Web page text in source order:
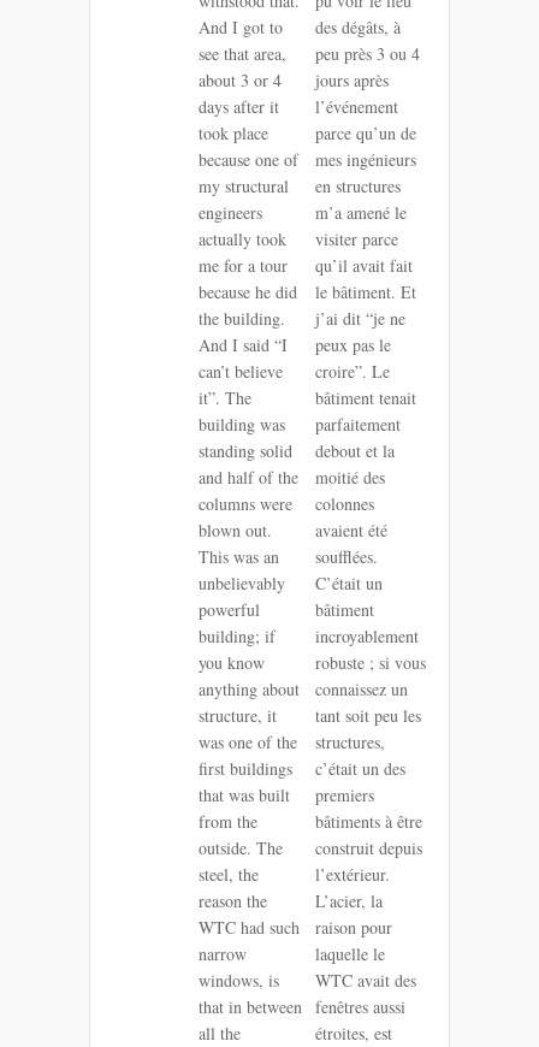
And I got to
see that area,
about 3 or 4
days after it
took place
because one of
my structural
engineers
actually took
me for a tour
because he did
the building.
And I said “I
can’t believe
it”. The
building was
standing solid
and half of the
columns were
blown out.
This was an
unbelievably
powerful
building; if
you know
anything about
structure, it
was one of the
first buildings
that was built
from the
outside. The
steel, the
reason the
WTC had such
narrow
windows, is
that in between
all the
des dégâts, à
peu près 3 ou 4
jours après
l’événement
parce qu’un de
mes ingénieurs
en structures
m’a amené le
visiter parce
qu’il avait fait
le bâtiment. Et
j’ai dit “je ne
peux pas le
croire”. Le
bâtiment tenait
parfaitement
debout et la
moitié des
colonnes
avaient été
soufflées.
C’était un
bâtiment
incroyablement
robuste ; si vous
connaissez un
tant soit peu les
structures,
c’était un des
premiers
bâtiments à être
construit depuis
l’extérieur.
L’acier, la
raison pour
laquelle le
WTC avait des
fenêtres aussi
étroites, est